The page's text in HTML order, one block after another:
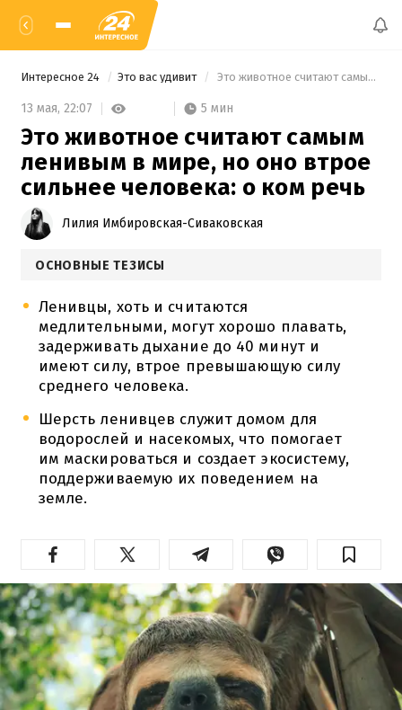
Интересное 24 Это вас удивит Это животное считают самым ленивым в мире, но оно втрое сильнее человека: о ком речь
13 мая, 22:07 5 мин
Это животное считают самым
ленивым в мире, но оно втрое
сильнее человека: о ком речь
Лилия Имбировская-Сиваковская
ОСНОВНЫЕ ТЕЗИСЫ
Ленивцы, хоть и считаются
медлительными, могут хорошо плавать,
задерживать дыхание до 40 минут и
имеют силу, втрое превышающую силу
среднего человека.
Шерсть ленивцев служит домом для
водорослей и насекомых, что помогает
им маскироваться и создает экосистему,
поддерживаемую их поведением на
земле.